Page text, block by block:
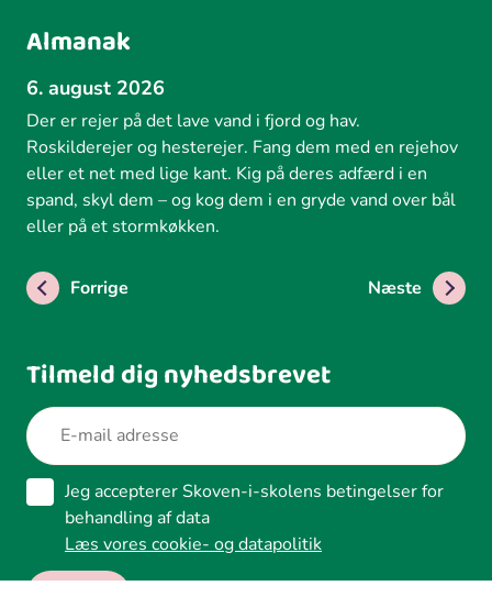
Almanak
6. august 2026
Der er rejer på det lave vand i fjord og hav.
Roskilderejer og hesterejer. Fang dem med en rejehov
eller et net med lige kant. Kig på deres adfærd i en
spand, skyl dem – og kog dem i en gryde vand over bål
eller på et stormkøkken.
Forrige Næste
Tilmeld dig nyhedsbrevet
Jeg accepterer Skoven-i-skolens betingelser for
behandling af data
Læs vores cookie- og datapolitik